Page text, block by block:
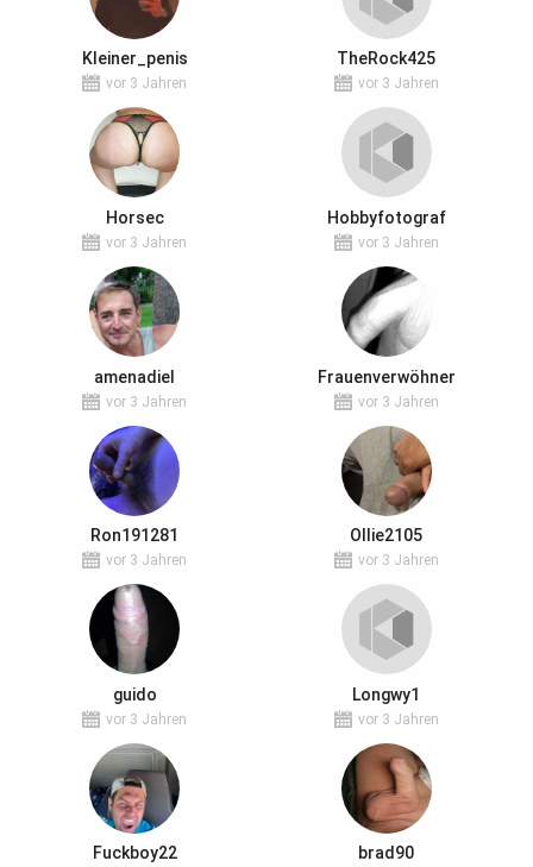
Kleiner_penis
vor 3 Jahren
TheRock425
vor 3 Jahren
Horsec
vor 3 Jahren
Hobbyfotograf
vor 3 Jahren
amenadiel
vor 3 Jahren
Frauenverwöhner
vor 3 Jahren
Ron191281
vor 3 Jahren
Ollie2105
vor 3 Jahren
guido
vor 3 Jahren
Longwy1
vor 3 Jahren
Fuckboy22 brad90